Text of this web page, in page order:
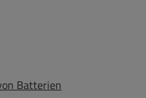
Batterien